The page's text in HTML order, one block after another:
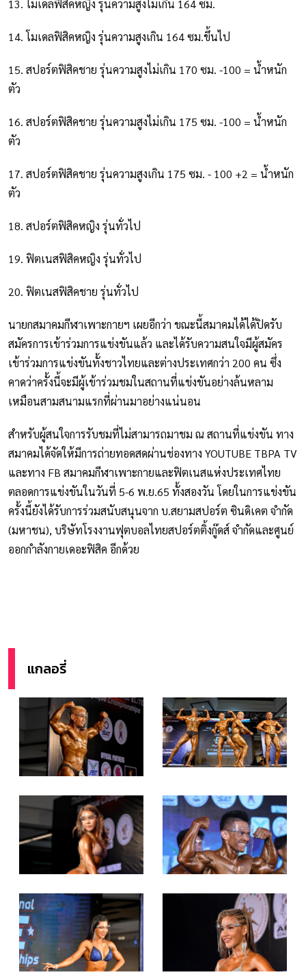
13. โมเดลฟิสิคหญิง รุ่นความสูงไม่เกิน 164 ซม.
14. โมเดลฟิสิคหญิง รุ่นความสูงเกิน 164 ซม.ขึ้นไป
15. สปอร์ตฟิสิคชาย รุ่นความสูงไม่เกิน 170 ซม. -100 = น้ำหนัก
ตัว
16. สปอร์ตฟิสิคชาย รุ่นความสูงไม่เกิน 175 ซม. -100 = น้ำหนัก
ตัว
17. สปอร์ตฟิสิคชาย รุ่นความสูงเกิน 175 ซม. - 100 +2 = น้ำหนัก
ตัว
18. สปอร์ตฟิสิคหญิง รุ่นทั่วไป
19. ฟิตเนสฟิสิคหญิง รุ่นทั่วไป
20. ฟิตเนสฟิสิคชาย รุ่นทั่วไป
นายกสมาคมกีฬาเพาะกายฯ เผยอีกว่า ขณะนี้สมาคมได้ได้ปิดรับ
สมัครการเข้าร่วมการแข่งขันแล้ว และได้รับความสนใจมีผู้สมัคร
เข้าร่วมการแข่งขันทั้งชาวไทยและต่างประเทศกว่า 200 คน ซึ่ง
คาดว่าครั้งนี้จะมีผู้เข้าร่วมชมในสถานที่แข่งขันอย่างล้นหลาม
เหมือนสามสนามแรกที่ผ่านมาอย่างแน่นอน
สำหรับผู้สนใจการรับชมที่ไม่สามารถมาชม ณ สถานที่แข่งขัน ทาง
สมาคมได้จัดให้มีการถ่ายทอดสดผ่านช่องทาง YOUTUBE TBPA TV
และทาง FB สมาคมกีฬาเพาะกายและฟิตเนสแห่งประเทศไทย
ตลอดการแข่งขันในวันที่ 5-6 พ.ย.65 ทั้งสองวัน โดยในการแข่งขัน
ครั้งนี้ยังได้รับการร่วมสนับสนุนจาก บ.สยามสปอร์ต ซินดิเคต จำกัด
(มหาชน), บริษัทโรงงานฟุตบอลไทยสปอร์ตติ้งกู๊ดส์ จำกัดและศูนย์
ออกกำลังกายเดอะฟิสิค อีกด้วย
แกลอรี่